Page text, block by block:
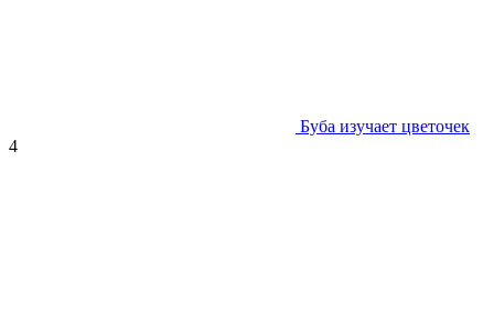
Буба изучает цветочек
4